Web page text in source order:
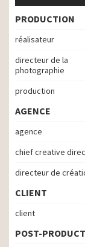
PRODUCTION
réalisateur
directeur de la
photographie
production
AGENCE
agence
chief creative
directeur de
CLIENT
client
POST-